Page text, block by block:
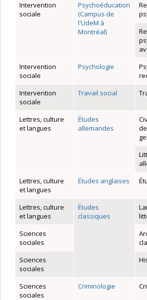
Intervention
sociale
Psychoéducation
(Campus de
l'UdeM à
Montréal)
Intervention
sociale
Psychologie
Intervention
sociale
Travail social
Lettres, culture
et langues
Études
allemandes
Lettres, culture
et langues
Études anglaises
Lettres, culture
et langues
Études
classiques
Sciences
sociales
Sciences
sociales
Sciences
sociales
Criminologie